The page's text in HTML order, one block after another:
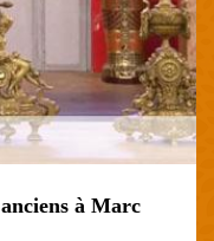
à Marc